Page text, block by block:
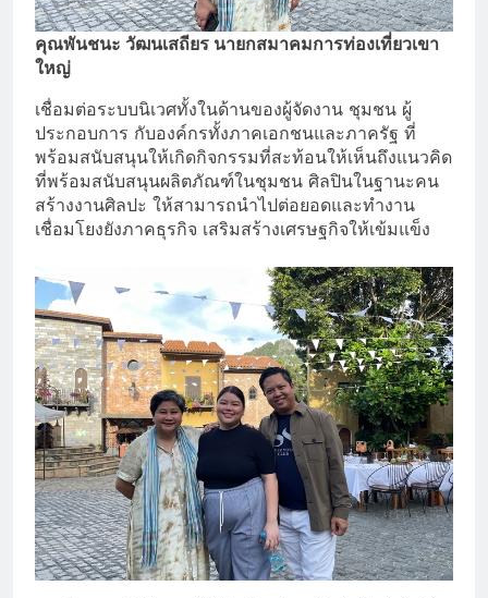
คุณพันชนะ วัฒนเสถียร นายกสมาคมการท่องเที่ยวเขา
ใหญ่
เชื่อมต่อระบบนิเวศทั้งในด้านของผู้จัดงาน ชุมชน ผู้
ประกอบการ กับองค์กรทั้งภาคเอกชนและภาครัฐ ที่
พร้อมสนับสนุนให้เกิดกิจกรรมที่สะท้อนให้เห็นถึงแนวคิด
ที่พร้อมสนับสนุนผลิตภัณฑ์ในชุมชน ศิลปินในฐานะคน
สร้างงานศิลปะ ให้สามารถนำไปต่อยอดและทำงาน
เชื่อมโยงยังภาคธุรกิจ เสริมสร้างเศรษฐกิจให้เข้มแข็ง